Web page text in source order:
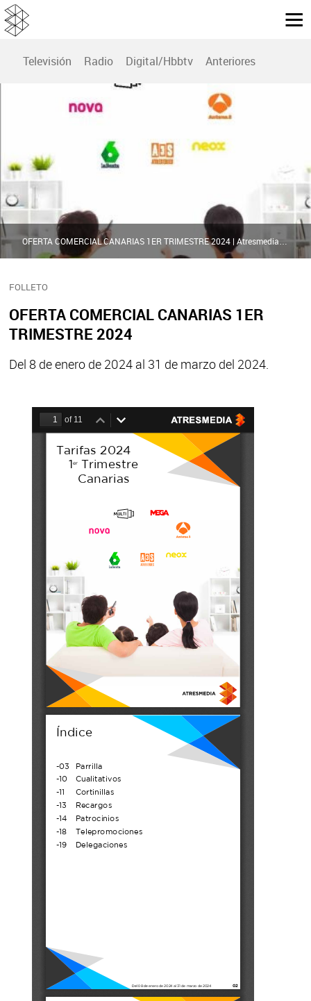
Televisión Radio Digital/Hbbtv Anteriores
FOLLETO
OFERTA COMERCIAL CANARIAS 1ER
TRIMESTRE 2024
Del 8 de enero de 2024 al 31 de marzo del 2024.